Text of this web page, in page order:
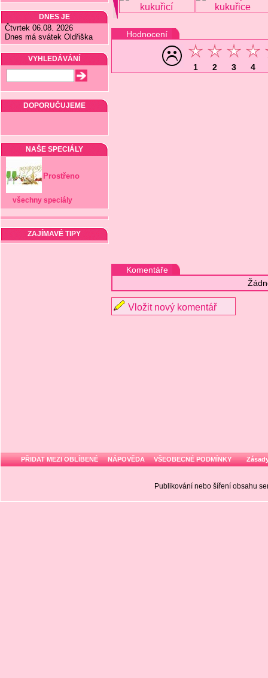
DNES JE
Čtvrtek 06.08. 2026
Dnes má svátek Oldřiška
VYHLEDÁVÁNÍ
DOPORUČUJEME
NAŠE SPECIÁLY
Prostřeno
všechny speciály
ZAJÍMAVÉ TIPY
Hodnocení
1 2 3 4
Komentáře
Vložit nový komentář
PŘIDAT MEZI OBLÍBENÉ NÁPOVĚDA VŠEOBECNÉ PODMÍNKY
Publikování nebo šíření obsahu